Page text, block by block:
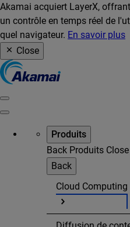
Akamai acquiert LayerX,
un contrôle en temps réel de
quel navigateur. En savoir plus
Close
Produits
Back Produits Close
Back
Cloud Computing